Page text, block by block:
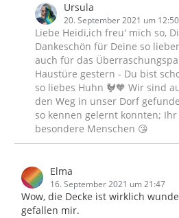
Ursula
20. September 2021 um 12:50
Liebe Heidi,ich freu' mich so,
Dankeschön für Deine so
auch für das
Haustüre gestern - Du bist
so liebes Huhn 🐓🧡 Wir sind
den Weg in unser Dorf
so kennen gelernt konnten;
besondere Menschen 😘
Elma
16. September 2021 um 21:47
Wow, die Decke ist wirklich
gefallen mir.